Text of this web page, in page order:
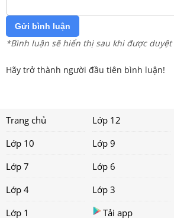
Gửi bình luận
*Bình luận sẽ hiển thị sau khi được duyệt
Hãy trở thành người đầu tiên bình luận!
Trang chủ Lớp 12
Lớp 10
Lớp 9
Lớp 7
Lớp 6
Lớp 4
Lớp 3
Lớp 1
Tải app